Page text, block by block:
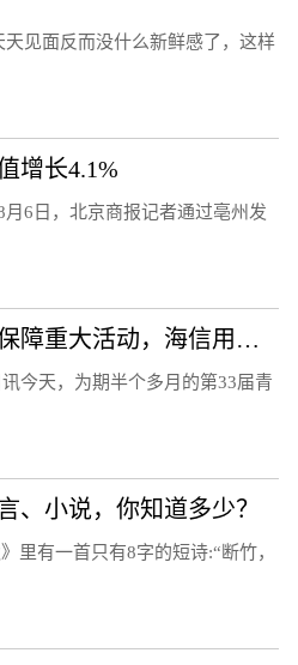
见面反而没什么新鲜感了，这样
增长4.1%
6日，北京商报记者通过亳州发
啤酒节、大运会……保障重大活动，海信用技术破解交通治理难题
今天，为期半个多月的第33届青
、小说，你知道多少？
里有一首只有8字的短诗:“断竹，